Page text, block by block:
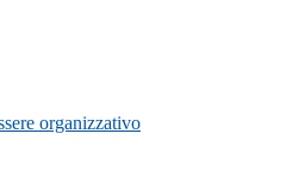
organizzativo